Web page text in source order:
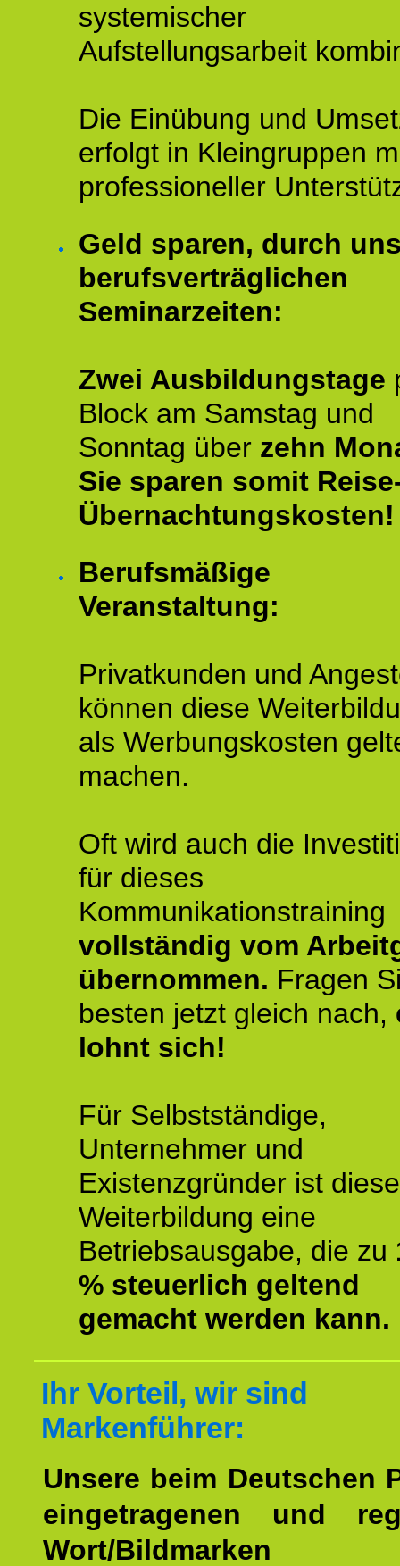
systemischer
Aufstellungsarbeit
Die Einübung und
erfolgt in Kleingruppen
professioneller
Geld sparen, durch
berufsverträglichen
Seminarzeiten:
Zwei Ausbildungstage
Block am Samstag und
Sonntag über zehn
Sie sparen somit
Übernachtungskosten!
Berufsmäßige
Veranstaltung:
Privatkunden und
können diese
als Werbungskosten
machen.
Oft wird auch die
für dieses
Kommunikationstraining
vollständig vom
übernommen. Fragen
besten jetzt gleich nach,
lohnt sich!
Für Selbstständige,
Unternehmer und
Existenzgründer ist diese
Weiterbildung eine
Betriebsausgabe, die zu
% steuerlich geltend
gemacht werden kann.
Ihr Vorteil, wir sind
Markenführer:
Unsere beim Deutschen
eingetragenen und
Wort/Bildmarken